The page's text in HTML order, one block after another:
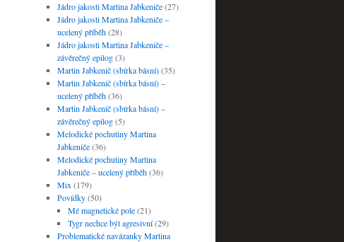
Jádro jakosti Martina Jabkeniče(27)
Jádro jakosti Martina Jabkeniče –
ucelený příběh(28)
Jádro jakosti Martina Jabkeniče –
závěrečný epilog(3)
Martin Jabkenič (sbírka básní)(35)
Martin Jabkenič (sbírka básní) –
ucelený příběh(36)
Martin Jabkenič (sbírka básní) –
závěrečný epilog(5)
Melodické pochutiny Martina
Jabkeniče(36)
Melodické pochutiny Martina
Jabkeniče – ucelený příběh(36)
Mix (179)
Povídky(50)
Mé magnetické pole(21)
Tygr nechce být agresivní(29)
Problematické navázanky Martina